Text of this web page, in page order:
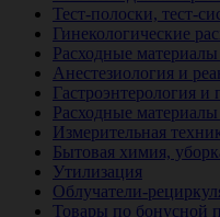
Тест-полоски, тест-
Гинекологические
Расходные
Анестезиология и
Гастроэнтерология и
Расходные
Измерительная
Бытовая химия,
Утилизация
Облучатели-
Товары по бонусной